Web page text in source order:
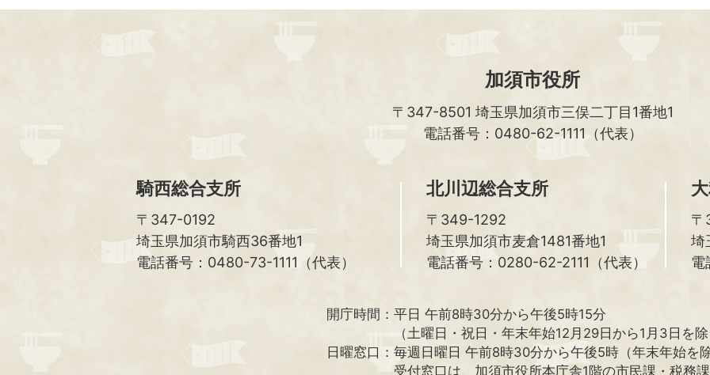
加須市役所
〒347-8501 埼玉県加須市三俣二丁目1番地1
電話番号：0480-62-1111（代表）
騎西総合支所
〒347-0192
埼玉県加須市騎西36番地1
電話番号：0480-73-1111（代表）
北川辺総合支所
〒349-1292
埼玉県加須市麦倉1481番地1
電話番号：0280-62-2111（代表）
〒
埼
電
開庁時間： 平日 午前8時30分から午後5時15分
（土曜日・祝日・年末年始12月29日から1月3日を
日曜窓口： 毎週日曜日 午前8時30分から午後5時（年末年始を
受付窓口は、加須市役所本庁舎1階の市民課・税務